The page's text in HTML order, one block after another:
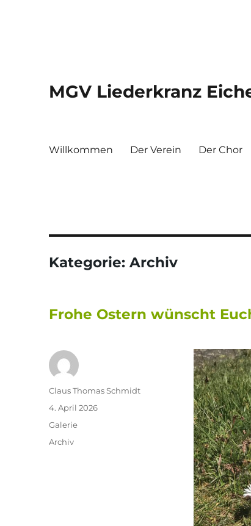
MGV Liederkranz
Willkommen Der Verein Der Chor
Kategorie:Archiv
Frohe Ostern wünscht
Autor
Claus Thomas Schmidt
Veröffentlicht
am
4. April 2026
Format
Galerie
Kategorien
Archiv